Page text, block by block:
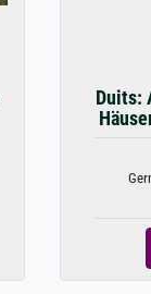
Duits: